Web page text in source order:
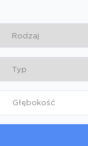
Głębokość